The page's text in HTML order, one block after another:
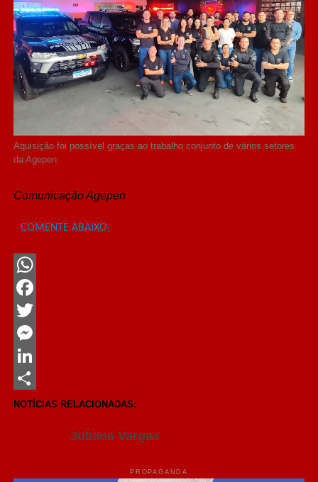
Aquisição foi possível graças ao trabalho conjunto de vários setores
da Agepen.
Comunicação Agepen
COMENTE ABAIXO:
WhatsApp
Facebook
Twitter
Messenger
LinkedIn
Share
NOTÍCIAS RELACIONADAS:
Juliana Vargas
PROPAGANDA